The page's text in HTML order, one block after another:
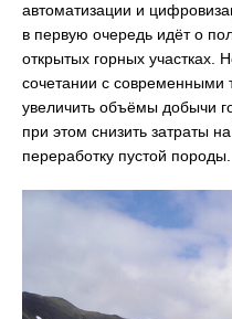
автоматизации и
в первую очередь идёт о
открытых горных участках.
сочетании с современными
увеличить объёмы добычи
при этом снизить затраты
переработку пустой породы.